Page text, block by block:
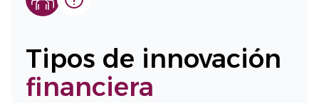
Tipos de innovación
financiera